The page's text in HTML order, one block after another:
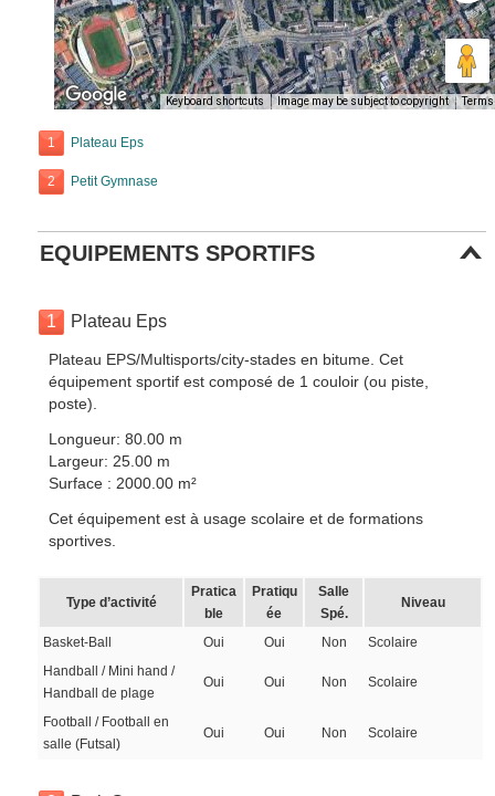
Keyboard shortcuts Image may be subject to copyright Terms
1 Plateau Eps
2 Petit Gymnase
EQUIPEMENTS SPORTIFS
1 Plateau Eps
Plateau EPS/Multisports/city-stades en bitume. Cet
équipement sportif est composé de 1 couloir (ou piste,
poste).
Longueur: 80.00 m
Largeur: 25.00 m
Surface : 2000.00 m²
Cet équipement est à usage scolaire et de formations
sportives.
Type d’activité
Pratica
ble
Pratiqu
ée
Salle
Spé.
Niveau
Basket-Ball Oui Oui Non
Scolaire
Handball / Mini hand /
Handball de plage
Oui Oui Non Scolaire
Football / Football en
salle (Futsal)
Oui Oui Non Scolaire